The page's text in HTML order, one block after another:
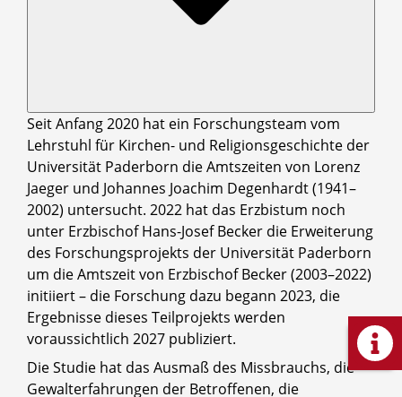
Seit Anfang 2020 hat ein Forschungsteam vom
Lehrstuhl für Kirchen- und Religionsgeschichte der
Universität Paderborn die Amtszeiten von Lorenz
Jaeger und Johannes Joachim Degenhardt (1941–
2002) untersucht. 2022 hat das Erzbistum noch
unter Erzbischof Hans-Josef Becker die Erweiterung
des Forschungsprojekts der Universität Paderborn
um die Amtszeit von Erzbischof Becker (2003–2022)
initiiert – die Forschung dazu begann 2023, die
Ergebnisse dieses Teilprojekts werden
voraussichtlich 2027 publiziert.
Die Studie hat das Ausmaß des Missbrauchs, die
Gewalterfahrungen der Betroffenen, die